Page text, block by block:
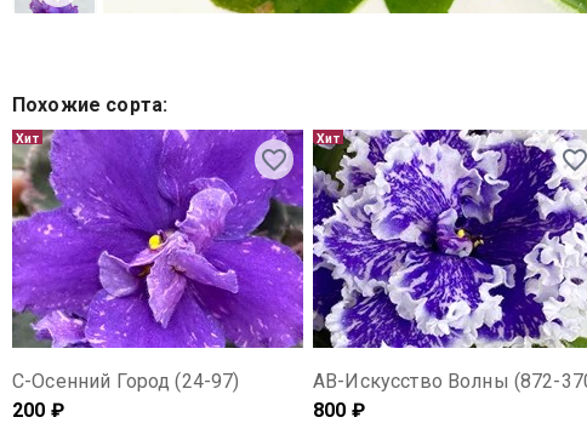
Похожие сорта:
Хит
С-Осенний Город (24-97)
200 ₽
Хит
АВ-Искусство Волны (872-
800 ₽